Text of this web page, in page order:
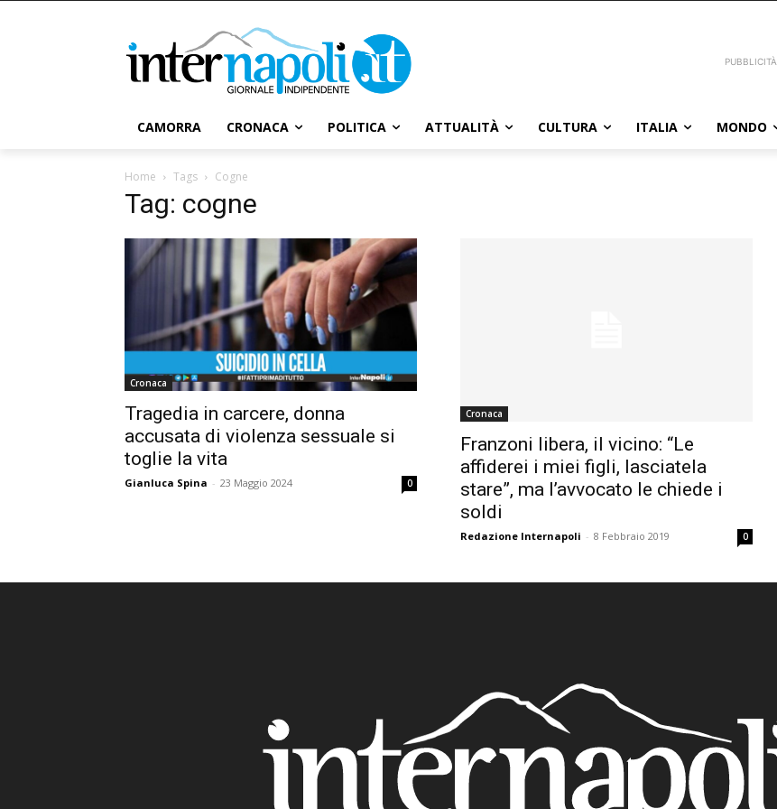
PUBBLICITÀ
CAMORRA CRONACA POLITICA ATTUALITÀ CULTURA ITALIA MONDO
Home Tags Cogne
Tag: cogne
Cronaca
Tragedia in carcere, donna
accusata di violenza sessuale si
toglie la vita
Gianluca Spina - 23 Maggio 2024 0
Cronaca
Franzoni libera, il vicino: “Le
affiderei i miei figli, lasciatela
stare”, ma l’avvocato le chiede i
soldi
Redazione Internapoli - 8 Febbraio 2019 0